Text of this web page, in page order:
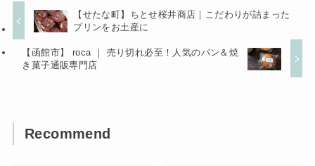
【せたな町】ちとせ桜井商店｜こだわりが詰まった
プリンをお土産に
【函館市】 roca ｜ 売り切れ必至！人気のパン＆焼
き菓子通販専門店
Recommend